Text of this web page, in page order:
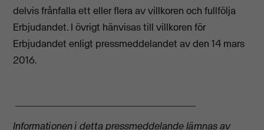
delvis frånfalla ett eller flera av villkoren och fullfölja
Erbjudandet. I övrigt hänvisas till villkoren för
Erbjudandet enligt pressmeddelandet av den 14 mars
2016.
Informationen i detta pressmeddelande lämnas av